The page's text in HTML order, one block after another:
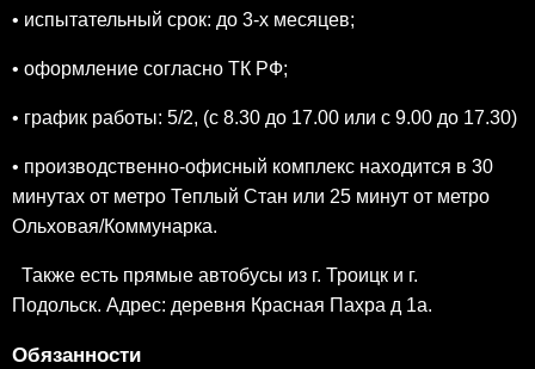
• испытательный срок: до 3-х месяцев;
• оформление согласно ТК РФ;
• график работы: 5/2, (с 8.30 до 17.00 или с 9.00 до 17.30)
• производственно-офисный комплекс находится в 30
минутах от метро Теплый Стан или 25 минут от метро
Ольховая/Коммунарка.
Также есть прямые автобусы из г. Троицк и г.
Подольск. Адрес: деревня Красная Пахра д 1а.
Обязанности